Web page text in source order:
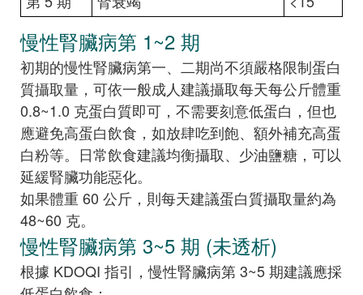
慢性腎臟病第 1~2 期
初期的慢性腎臟病第一、二期尚不須嚴格限制蛋白
質攝取量，可依一般成人建議攝取每天每公斤體重
0.8~1.0 克蛋白質即可，不需要刻意低蛋白，但也
應避免高蛋白飲食，如放肆吃到飽、額外補充高蛋
白粉等。日常飲食建議均衡攝取、少油鹽糖，可以
延緩腎臟功能惡化。
如果體重 60 公斤，則每天建議蛋白質攝取量約為
48~60 克。
慢性腎臟病第 3~5 期 (未透析)
根據 KDOQI 指引，慢性腎臟病第 3~5 期建議應採